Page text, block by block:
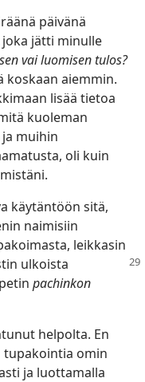
päivänä
joka jätti minulle
vai luomisen tulos?
koskaan aiemmin.
lisää tietoa
kuoleman
muihin
oli kuin
käytäntöön sitä,
naimisiin
leikkasin
ulkoista
pachinkon
helpolta. En
tupakointia omin
ja luottamalla